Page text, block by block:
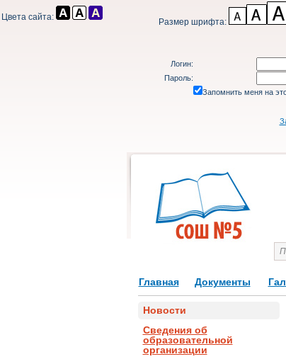
Цвета сайта: Размер шрифта:
Логин:
Пароль:
Запомнить меня на
Главная Документы
Новости
Сведения об
образовательной
организации